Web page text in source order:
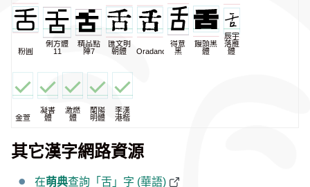
粉圓
俐方體
11
精品點
陣7
匯文明
朝體
Oradano
得意
黑
饅頭黑
體
辰宇
落雁
體
金萱
凝書
體
激燃
體
蘭陽
明體
李漢
港楷
其它漢字網路資源
在萌典查詢「舌」字 (華語)